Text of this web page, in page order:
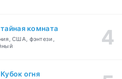
комната
США, фэнтези,
огня